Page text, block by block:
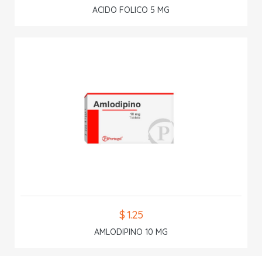
ACIDO FOLICO 5 MG
$ 1.25
AMLODIPINO 10 MG